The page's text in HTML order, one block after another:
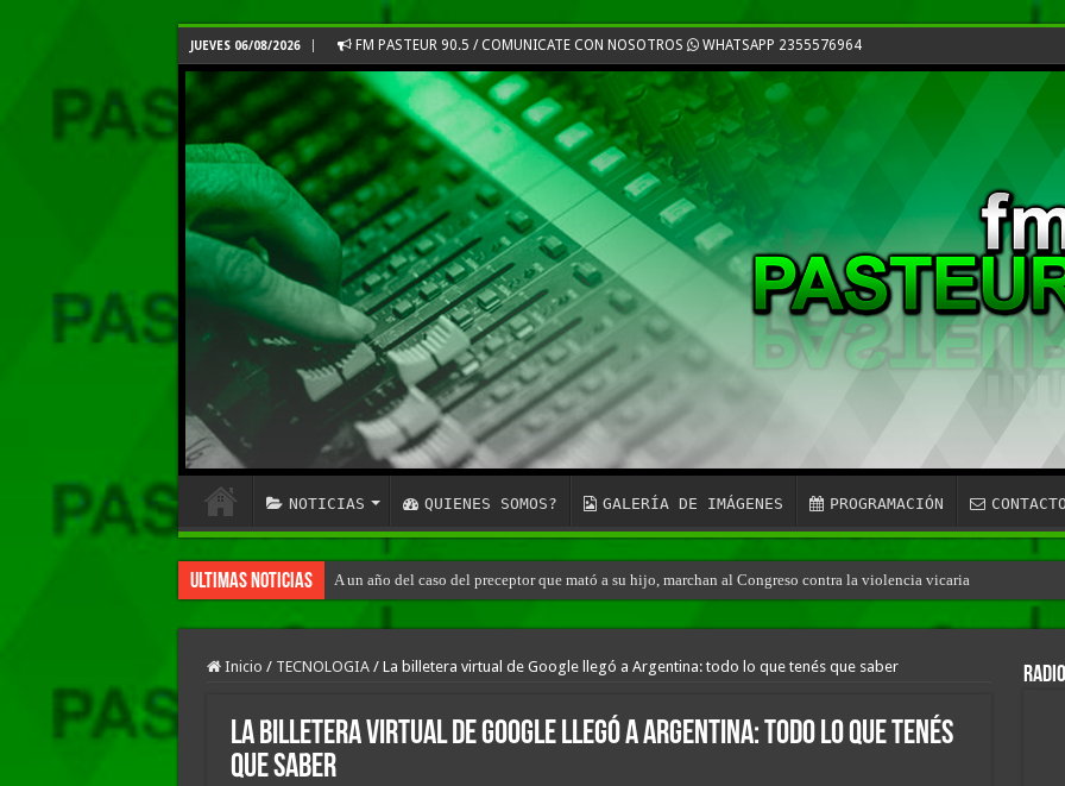
JUEVES 06/08/2026 FM PASTEUR 90.5 / COMUNICATE CON NOSOTROS WHATSAPP 2355576964
NOTICIAS QUIENES SOMOS? GALERÍA DE IMÁGENES PROGRAMACIÓN
Ultimas Noticias A un año del caso del preceptor que mató a su hijo, marchan al Congreso contra la violencia vicaria
Inicio / TECNOLOGIA / La billetera virtual de Google llegó a Argentina: todo lo que tenés que saber
La billetera virtual de Google llegó a Argentina: todo lo que tenés
que saber